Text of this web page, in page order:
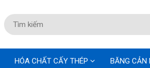
HÓA CHẤT CẤY THÉP BĂNG CẢN